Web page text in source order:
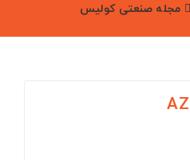
مجله صنعتی کولیس